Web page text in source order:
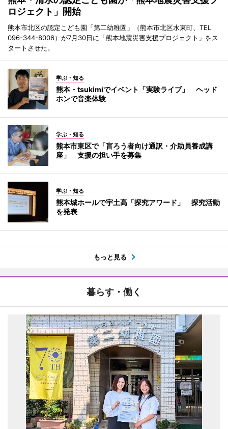
ロジェクト」開始
熊本市北区の認定こども園「第二幼稚園」（熊本市北区水東町、TEL
096-344-8006）が7月30日に「熊本地震災害支援プロジェクト」をス
タートさせた。
学ぶ・知る
熊本・tsukimiでイベント「実験ライブ」 ヘッド
ホンで音楽体験
学ぶ・知る
熊本市東区で「盲ろう者向け通訳・介助員養成講
座」 支援の担い手を募集
学ぶ・知る
熊本城ホールで宇土高「探究アワード」 探究活動
を発表
もっと見る
暮らす・働く